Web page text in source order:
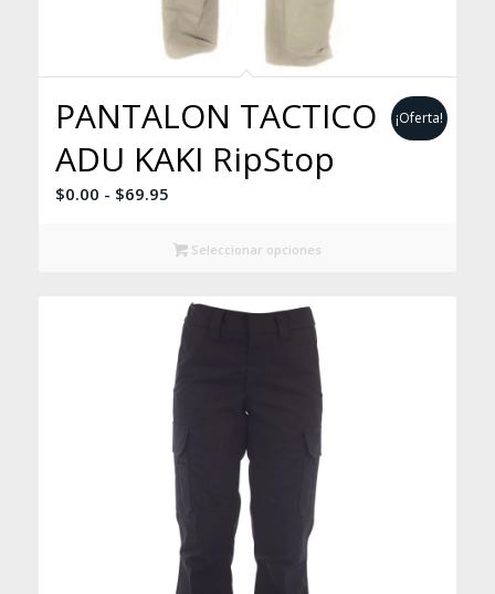
PANTALON TACTICO
ADU KAKI RipStop
$0.00 - $69.95Rango
precios:
$0.00
hasta
$69.95
¡Oferta!
Seleccionar opciones